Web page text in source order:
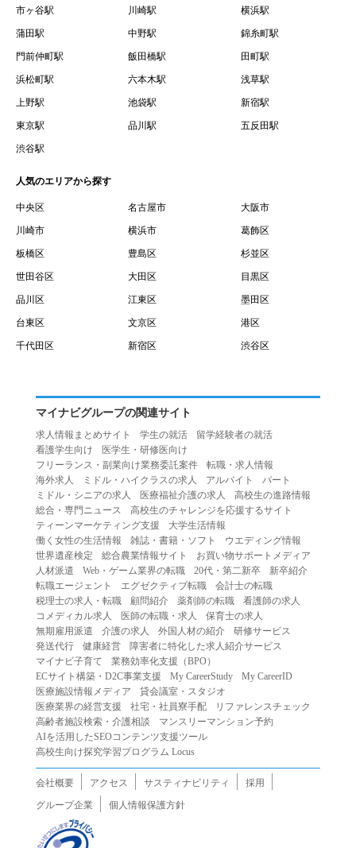
７.「本会員制度」とは、会員による本サービスの利用の促
進を目的とした会員制度を意味します。
借契約書およびオプション注文書を意味します。
９.「契約期間開始日」とは、定期建物賃貸借契約（以下
「賃貸借契約」と言います）の開始日のことで、利用者の
賃借権が発生する日を意味します。
するために、選んだ物件を保留することを意味します。
１１.「予約情報」とは、物件を予約するために必要な当社
所定の情報を意味します。物件情報や期間、オプション等
１２.「キャンセル」とは、賃貸借契約締結後から契約期間
開始日前までに、利用者が賃貸借契約を解除することを意
味します。
１３.「中途解約」とは、賃貸借契約期間の途中で、利用者
１.利用者は、本サービスを利用する上で次の各号に定める
とします。
（１）重複、虚偽の情報、または自己以外の情報を登録す
る行為
（２）第三者になりすまして本サービスを利用する行為
（３）当社または第三者の著作権等の知的財産権、プライ
バシー、その他の権利を侵害する行為
（４）当社または第三者を誹謗中傷する行為
（５）当社または第三者に不利益を与える行為
（６）営利を目的とした行為
（７）政治・選挙・宗教活動またはそれらに類する行為
（８）本サービスの運営を妨害する行為
（９）法令違反、犯罪行為、または公序良俗に反する行為
（１０）暴力的な要求行為、または法的な責任を超えた不
当な要求行為
（１１）その他当社が不適切であると判断する行為
２.当社は、前項の定めに該当する行為を行った利用者に対
の提供を停止または中断することができるものとします。
第５条（免責）
１.当社は、本サービスの利用（これらに伴う当社または第
三者の情報提供行為等を含みます）により、利用者に生じ
市ヶ谷駅 川崎駅 横浜駅
蒲田駅 中野駅 錦糸町駅
門前仲町駅 飯田橋駅 田町駅
浜松町駅 六本木駅 浅草駅
上野駅 池袋駅 新宿駅
東京駅 品川駅 五反田駅
渋谷駅
人気のエリアから探す
中央区 名古屋市 大阪市
川崎市 横浜市 葛飾区
板橋区 豊島区 杉並区
世田谷区 大田区 目黒区
品川区 江東区 墨田区
台東区 文京区 港区
千代田区 新宿区 渋谷区
マイナビグループの関連サイト
求人情報まとめサイト 学生の就活
留学経験者の就活
看護学生向け
医学生・研修医向け
フリーランス・副業向け業務委託案件
転職・求人情報
海外求人
ミドル・ハイクラスの求人 アルバイト
パート
ミドル・シニアの求人
医療福祉介護の求人
高校生の進路情報
総合・専門ニュース
高校生のチャレンジを応援するサイト
ティーンマーケティング支援
大学生活情報
働く女性の生活情報
雑誌・書籍・ソフト
ウエディング情報
世界遺産検定
総合農業情報サイト
お買い物サポートメディア
人材派遣
Web・ゲーム業界の転職 20代・第二新卒
新卒紹介
転職エージェント
エグゼクティブ転職
会計士の転職
税理士の求人・転職
顧問紹介 薬剤師の転職
看護師の求人
コメディカル求人
医師の転職・求人
保育士の求人
無期雇用派遣
介護の求人 外国人材の紹介
研修サービス
発送代行
健康経営
障害者に特化した求人紹介サービス
マイナビ子育て
業務効率化支援（BPO）
ECサイト構築・D2C事業支援
My CareerStudy
My CareerID
医療施設情報メディア
貸会議室・スタジオ
医療業界の経営支援
社宅・社員寮手配
リファレンスチェック
高齢者施設検索・介護相談
マンスリーマンション予約
AIを活用したSEOコンテンツ支援ツール
高校生向け探究学習プログラム Locus
会社概要 アクセス サスティナビリティ
採用
グループ企業
個人情報保護方針